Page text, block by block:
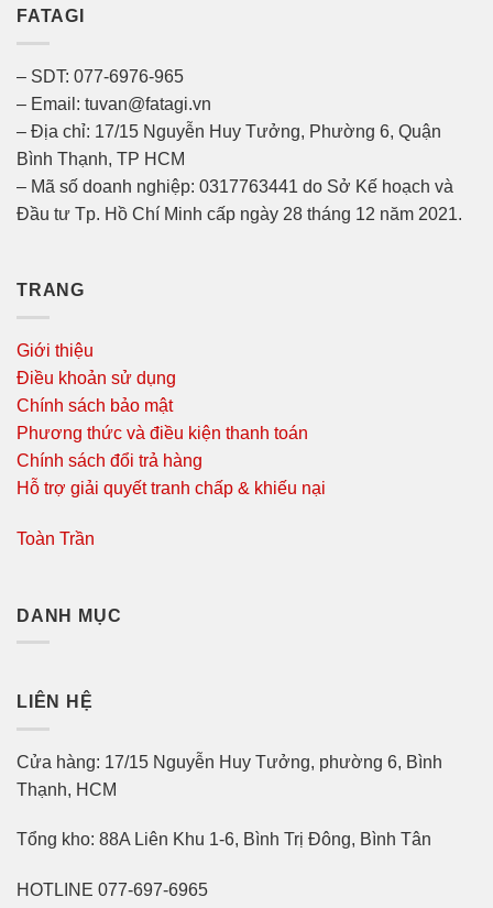
FATAGI
– SDT: 077-6976-965
– Email: tuvan@fatagi.vn
– Địa chỉ: 17/15 Nguyễn Huy Tưởng, Phường 6, Quận
Bình Thạnh, TP HCM
– Mã số doanh nghiệp: 0317763441 do Sở Kế hoạch và
Đầu tư Tp. Hồ Chí Minh cấp ngày 28 tháng 12 năm 2021.
TRANG
Giới thiệu
Điều khoản sử dụng
Chính sách bảo mật
Phương thức và điều kiện thanh toán
Chính sách đổi trả hàng
Hỗ trợ giải quyết tranh chấp & khiếu nại
Toàn Trần
DANH MỤC
LIÊN HỆ
Cửa hàng: 17/15 Nguyễn Huy Tưởng, phường 6, Bình
Thạnh, HCM
Tổng kho: 88A Liên Khu 1-6, Bình Trị Đông, Bình Tân
HOTLINE 077-697-6965